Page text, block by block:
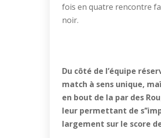
fois en quatre rencontre
noir.
Du côté de l’équipe
match à sens unique,
en bout de la par des
leur permettant de
largement sur le score